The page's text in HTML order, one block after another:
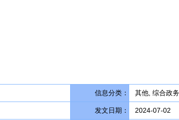
信息分类： 其他, 综合政
发文日期： 2024-07-02